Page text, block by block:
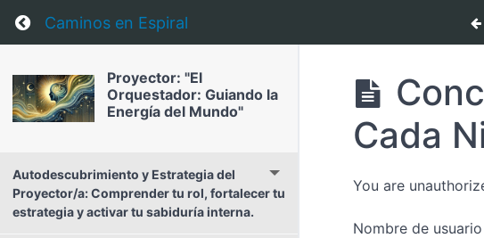
Return to course: Proyector: “El Orquestador: Guiando
Caminos en Espiral
Proyector: "El
Orquestador: Guiando la
Energía del Mundo"
Autodescubrimiento y Estrategia del
Proyector/a: Comprender tu rol, fortalecer tu
estrategia y activar tu sabiduría interna.
Cada
You are
Nombre de